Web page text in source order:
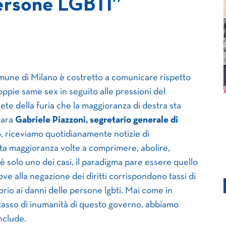
LGBTI”
di Milano è costretto a comunicare rispetto
same sex in seguito alle pressioni del
della furia che la maggioranza di destra sta
Gabriele Piazzoni, segretario generale di
riceviamo quotidianamente notizie di
maggioranza volte a comprimere, abolire,
uno dei casi, il paradigma pare essere quello
alla negazione dei diritti corrispondono tassi di
ai danni delle persone lgbti. Mai come in
di inumanità di questo governo, abbiamo